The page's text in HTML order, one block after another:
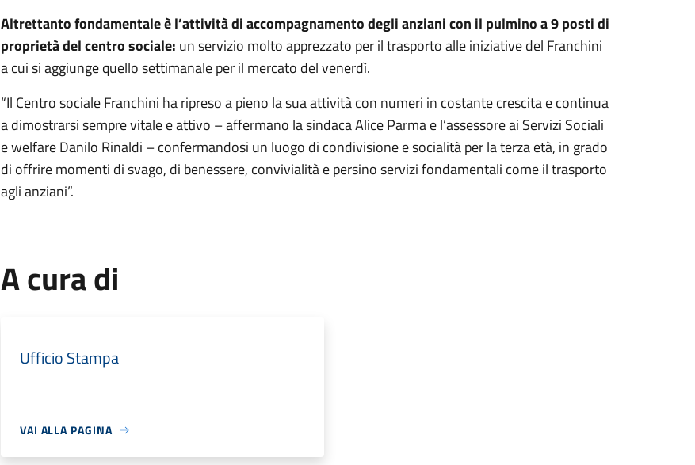
Altrettanto fondamentale è l’attività di accompagnamento degli anziani con il pulmino a 9 posti di
proprietà del centro sociale: un servizio molto apprezzato per il trasporto alle iniziative del Franchini
a cui si aggiunge quello settimanale per il mercato del venerdì.
“Il Centro sociale Franchini ha ripreso a pieno la sua attività con numeri in costante crescita e continua
a dimostrarsi sempre vitale e attivo – affermano la sindaca Alice Parma e l’assessore ai Servizi Sociali
e welfare Danilo Rinaldi – confermandosi un luogo di condivisione e socialità per la terza età, in grado
di offrire momenti di svago, di benessere, convivialità e persino servizi fondamentali come il trasporto
agli anziani”.
A cura di
Ufficio Stampa
VAI ALLA PAGINA